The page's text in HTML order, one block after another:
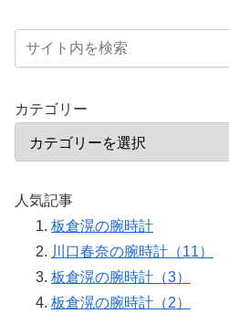
カテゴリー
人気記事
板倉滉の腕時計
川口春奈の腕時計（11）
板倉滉の腕時計（3）
板倉滉の腕時計（2）